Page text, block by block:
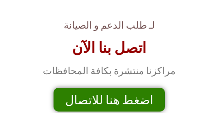
لـ طلب الدعم و الصيانة
اتصل بنا الآن
مراكزنا منتشرة بكافة المحافظات
اضغط هنا للاتصال